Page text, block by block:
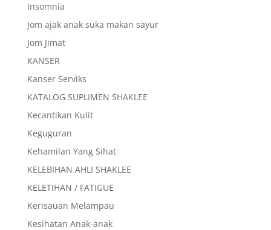
Insomnia
Jom ajak anak suka makan sayur
Jom Jimat
KANSER
Kanser Serviks
KATALOG SUPLIMEN SHAKLEE
Kecantikan Kulit
Keguguran
Kehamilan Yang Sihat
KELEBIHAN AHLI SHAKLEE
KELETIHAN / FATIGUE
Kerisauan Melampau
Kesihatan Anak-anak